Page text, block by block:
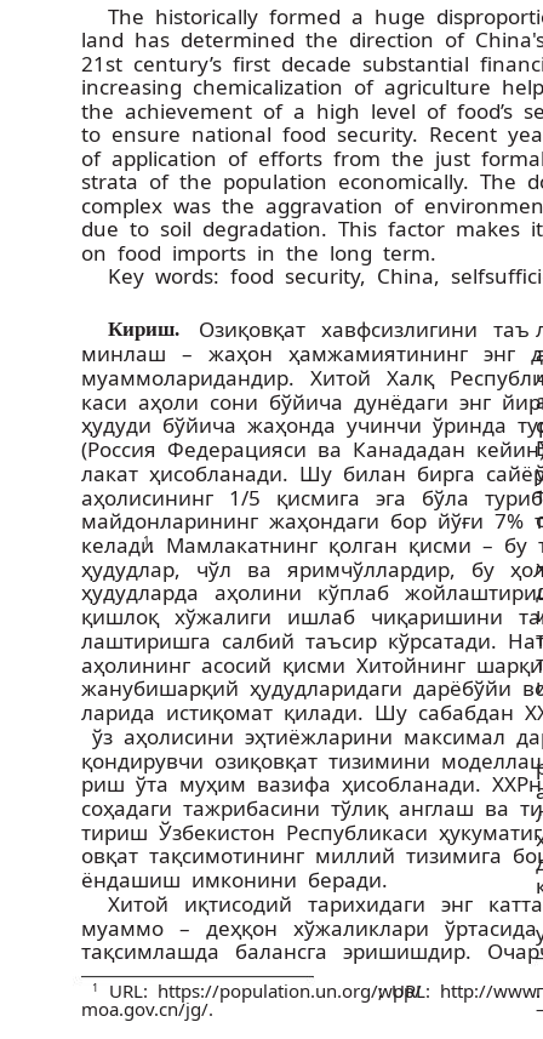
The historically formed a huge
land has determined the direction of
21st century’s first decade substantial
increasing chemicalization of agriculture
the achievement of a high level of food’s
to ensure national food security. Recent
of application of efforts from the just
strata of the population economically. The
complex was the aggravation of
due to soil degradation. This factor
on food imports in the long term.
Key words: food security, China,
Кириш.
Озиқ­овқат хавфсизлигини таъ­
минлаш – жаҳон ҳамжамиятининг энг
муаммоларидандир. Хитой Халқ
каси аҳоли сони бўйича дунёдаги энг
ҳудуди бўйича жаҳонда учинчи ўринда
(Россия Федерацияси ва Канададан
лакат ҳисобланади. Шу билан бирга
аҳолисининг 1/5 қисмига эга бўла
майдонларининг жаҳондаги бор йўғи 7%
келади
1. Мамлакатнинг қолган қисми – бу
ҳудудлар, чўл ва яримчўллардир, бу
ҳудудларда аҳолини кўплаб
қишлоқ хўжалиги ишлаб чиқаришини
лаштиришга салбий таъсир кўрсатади.
аҳолининг асосий қисми Хитойнинг
жануби­шарқий ҳудудларидаги дарёбўйи
ларида истиқомат қилади. Шу сабабдан
ўз аҳолисини эҳтиёжларини максимал
қондирувчи озиқ­овқат тизимини
риш ўта муҳим вазифа ҳисобланади.
соҳадаги тажрибасини тўлиқ англаш ва
тириш Ўзбекистон Республикаси
овқат тақсимотининг миллий тизимига
ёндашиш имконини беради.
Хитой иқтисодий тарихидаги энг
муаммо – деҳқон хўжаликлари
тақсимлашда балансга эришишдир.
1 URL: https://population.un.org/wpp/
;URL: http://www.
moa.gov.cn/jg/.